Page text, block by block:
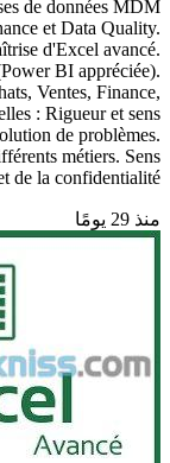
de données MDM
et Data Quality.
d'Excel avancé.
BI appréciée).
Ventes, Finance,
: Rigueur et sens
de problèmes.
métiers. Sens
de la confidentialité.
منذ 29 يومًا